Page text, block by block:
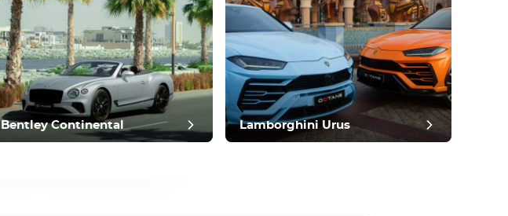
Bentley Continental Lamborghini Urus